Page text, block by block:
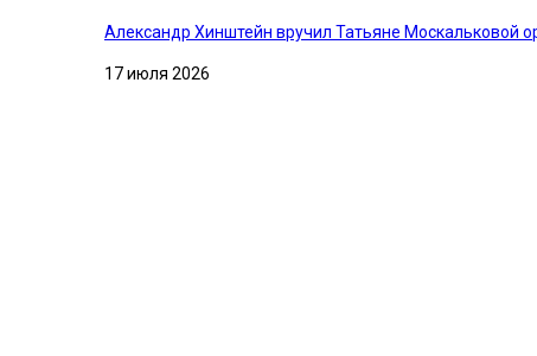
Александр Хинштейн вручил Татьяне Москальковой
17 июля 2026